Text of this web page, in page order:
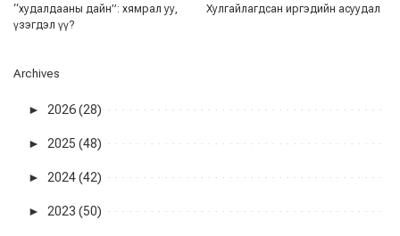
“худалдааны дайн”: хямрал уу,
үзэгдэл үү?
Хулгайлагдсан иргэдийн асуудал
Archives
► 2026 (28)
► 2025 (48)
► 2024 (42)
► 2023 (50)